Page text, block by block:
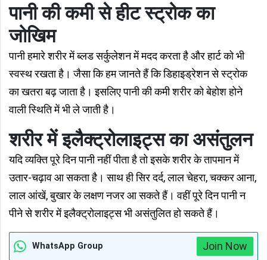
पानी की कमी से हीट स्ट्रोक का
जोखिम
पानी हमारे शरीर में ब्लड सर्कुलेशन में मदद करता है और हार्ट को भी
स्वस्थ रखता है। जैसा कि हम जानते हैं कि डिहाइड्रेशन से स्ट्रोक
का खतरा बढ़ जाता है। इसलिए पानी की कमी शरीर को बेहोश होने
वाली स्थिति में भी ले जाती है।
शरीर में इलैक्ट्रोलाइट्स का असंतुलन
यदि व्यक्ति पूरे दिन पानी नहीं पीता है तो इसके शरीर के तापमान में
उतार-चढ़ाव आ सकता है। साथ ही सिर दर्द, लाल चेहरा, चक्कर आना,
लाल आंखें, बुखार के लक्षण नजर आ सकते हैं। वहीं पूरे दिन पानी न
पीने से शरीर में इलैक्ट्रोलाइट्स भी असंतुलित हो सकते हैं।
WhatsApp Group Join Now